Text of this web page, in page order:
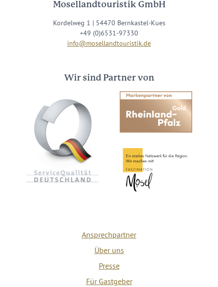
Mosellandtouristik GmbH
Kordelweg 1 | 54470 Bernkastel-Kues
+49 (0)6531-97330
info@mosellandtouristik.de
Wir sind Partner von
Ansprechpartner
Über uns
Presse
Für Gastgeber